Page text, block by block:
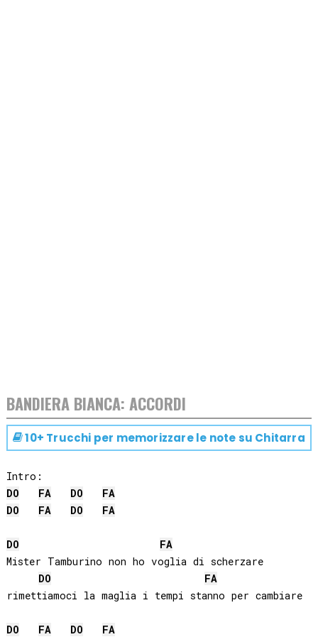
BANDIERA BIANCA: ACCORDI
10+ Trucchi per memorizzare le note su Chitarra
DO
FA DO
FA
DO
FA DO FA
DO
FA
Mister Tamburino non ho voglia di scherzare
DO
FA
rimettiamoci la maglia i tempi stanno per cambiare
DO FA DO FA